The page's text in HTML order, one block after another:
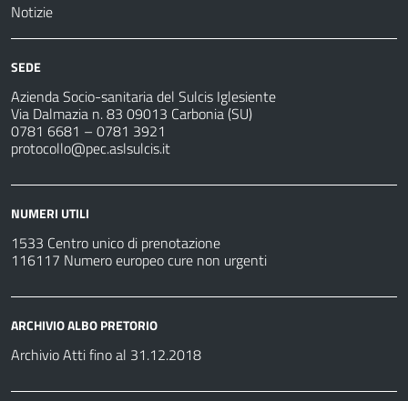
Notizie
SEDE
Azienda Socio-sanitaria del Sulcis Iglesiente
Via Dalmazia n. 83 09013 Carbonia (SU)
0781 6681 – 0781 3921
protocollo@pec.aslsulcis.it
NUMERI UTILI
1533 Centro unico di prenotazione
116117 Numero europeo cure non urgenti
ARCHIVIO ALBO PRETORIO
Archivio Atti fino al 31.12.2018